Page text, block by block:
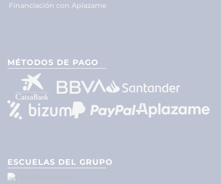
Financiación con Aplazame
MÉTODOS DE PAGO
ESCUELAS DEL GRUPO